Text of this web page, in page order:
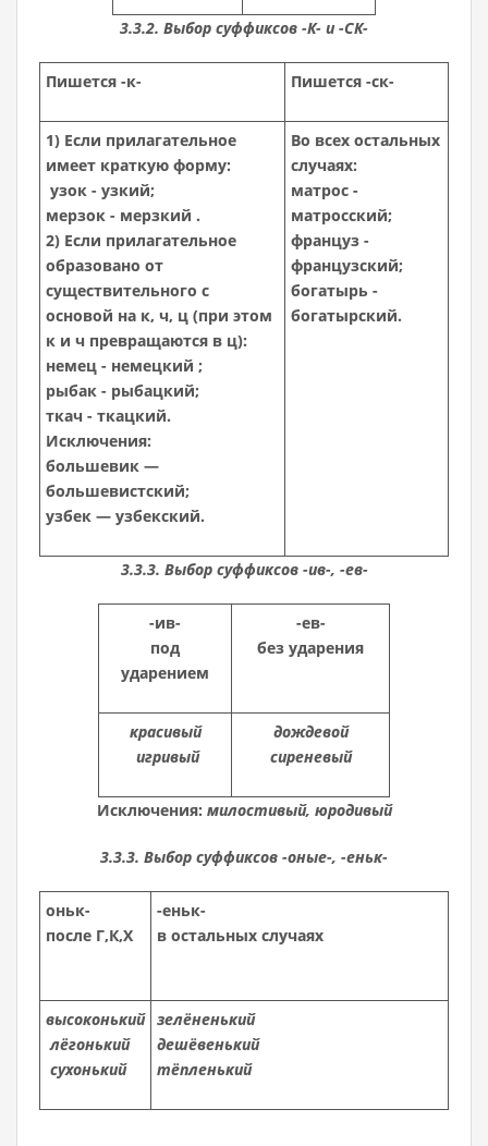
3.3.2. Выбор суффиксов -К- и -СК-
Пишется -к- Пишется -ск-
1) Если прилагательное
имеет краткую форму:
узок - узкий;
мерзок - мерзкий .
2) Если прилагательное
образовано от
существительного с
основой на к, ч, ц (при этом
к и ч превращаются в ц):
немец - немецкий ;
рыбак - рыбацкий;
ткач - ткацкий.
Исключения:
большевик —
большевистский;
узбек — узбекский.
Во всех остальных
случаях:
матрос -
матросский;
француз -
французский;
богатырь -
богатырский.
3.3.3. Выбор суффиксов -ив-, -ев-
-ив-
под
ударением
-ев-
без ударения
красивый
игривый
дождевой
сиреневый
Исключения:милостивый, юродивый
3.3.3. Выбор суффиксов -оные-, -еньк-
оньк-
после Г,К,Х
-еньк-
в остальных случаях
высоконький
лёгонький
сухонький
зелёненький
дешёвенький
тёпленький